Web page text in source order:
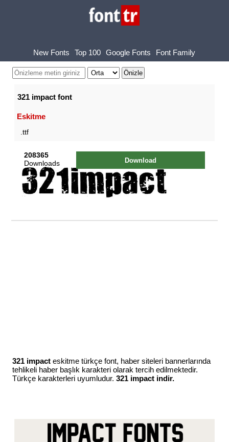
New Fonts Top 100 Google Fonts Font Family
321 impact font
Eskitme
.ttf
208365
Downloads
Download
321 impacteskitme türkçe font, haber siteleri bannerlarında
tehlikeli haber başlık karakteri olarak tercih edilmektedir.
Türkçe karakterleri uyumludur. 321 impact indir.